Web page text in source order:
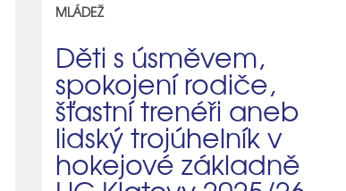
MLÁDEŽ
Děti s úsměvem,
spokojení rodiče,
šťastní trenéři aneb
lidský trojúhelník v
hokejové základně